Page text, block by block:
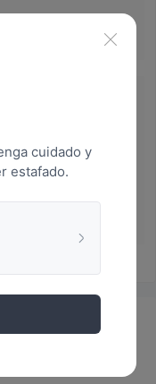
2021-07-28 10:00
que me convenció
me pidió que
cuidado y
estafado.